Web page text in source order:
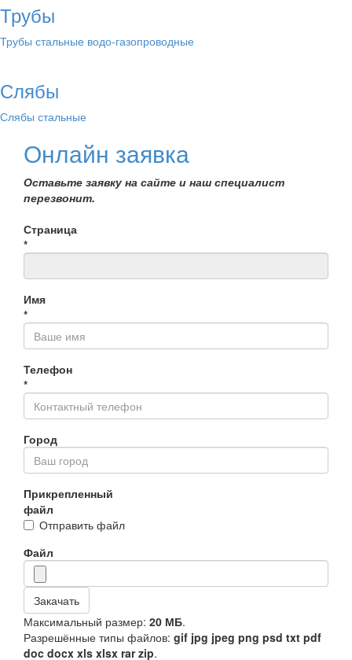
Трубы
Трубы стальные водо-газопроводные
Слябы
Слябы стальные
Онлайн заявка
Оставьте заявку на сайте и наш специалист
перезвонит.
Страница
*
Имя
*
Телефон
*
Город
Прикрепленный
файл
Отправить файл
Файл
Закачать
Максимальный размер: 20 МБ.
Разрешённые типы файлов: gif jpg jpeg png psd txt pdf
doc docx xls xlsx rar zip.